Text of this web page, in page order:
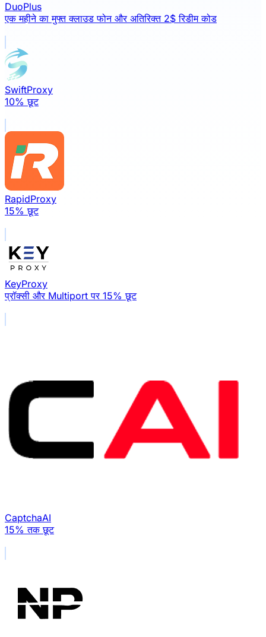
DuoPlus
एक महीने का मुफ्त क्लाउड फोन और अतिरिक्त 2$ रिडीम कोड
SwiftProxy
10% छूट
RapidProxy
15% छूट
KeyProxy
प्रॉक्सी और Multiport पर 15% छूट
CaptchaAI
15% तक छूट